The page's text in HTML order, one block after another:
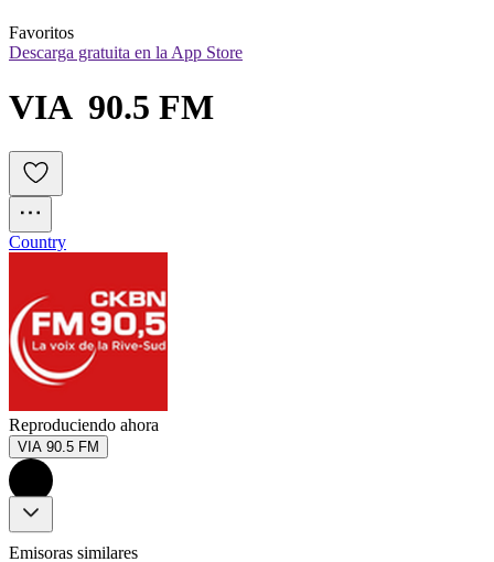
Favoritos
Descarga gratuita en la App Store
VIA  90.5 FM
Country
Reproduciendo ahora
VIA 90.5 FM
Emisoras similares